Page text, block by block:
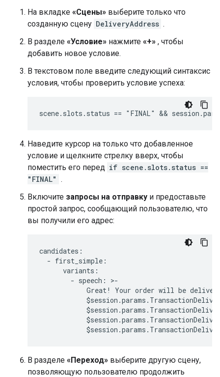
На вкладке «Сцены» выберите только что
созданную сцену DeliveryAddress .
В разделе «Условие» нажмите «+» , чтобы
добавить новое условие.
В текстовом поле введите следующий синтаксис
условия, чтобы проверить условие успеха:
Наведите курсор на только что добавленное
условие и щелкните стрелку вверх, чтобы
поместить его перед if scene.slots.status ==
"FINAL" .
Включите запросы на отправку и предоставьте
простой запрос, сообщающий пользователю, что
вы получили его адрес:
candidates :
- first_simple :
variants :
- speech : >-
Great! Your order will be
$session .params .
$session .params .
$session .params .
$session .params .
В разделе «Переход» выберите другую сцену,
позволяющую пользователю продолжить